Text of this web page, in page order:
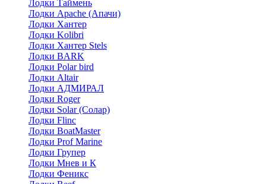
Лодки Таймень
Лодки Apache (Апачи)
Лодки Хантер
Лодки Kolibri
Лодки Хантер Stels
Лодки BARK
Лодки Polar bird
Лодки Altair
Лодки АДМИРАЛ
Лодки Roger
Лодки Solar (Солар)
Лодки Flinc
Лодки BoatMaster
Лодки Prof Marine
Лодки Групер
Лодки Мнев и К
Лодки Феникс